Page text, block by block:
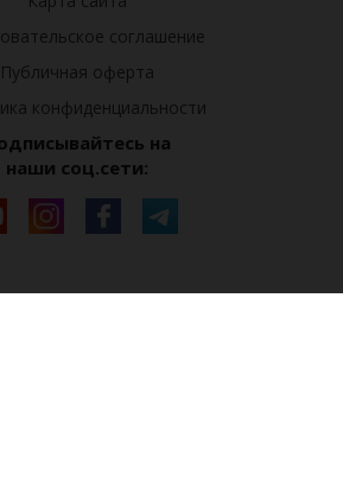
соглашение
Публичная оферта
конфиденциальности
на
наши соц.сети: